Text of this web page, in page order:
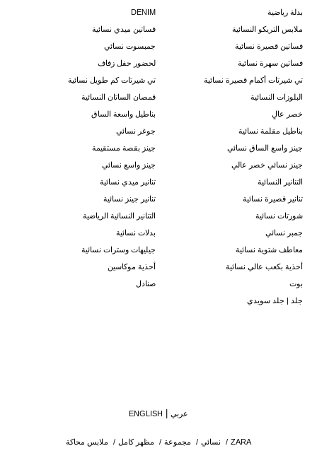
بدلة رياضية
DENIM
ملابس التريكو النسائية
فساتين ميدي نسائية
فساتين قصيرة نسائية
جمبسوت نسائي
فساتين سهرة نسائية
لحضور حفل زفاف
تي شيرتات أكمام قصيرة نسائية
تي شيرتات كم طويل نسائية
البلوزات النسائية
قمصان الساتان النسائية
خصر عالٍ
بناطيل واسعة الساق
بناطيل مقلمة نسائية
جوغر نسائي
جينز واسع الساق نسائي
جينز بقصة مستقيمة
جينز نسائي خصر عالي
جينز واسع نسائي
التنانير النسائية
تنانير ميدي نسائية
تنانير قصيرة نسائية
تنانير جينز نسائية
شورتات نسائية
التنانير النسائية الرياضية
جمبر نسائي
بدلات نسائية
معاطف شتوية نسائية
جيليهات وسترات نسائية
أحذية بكعب عالي نسائية
أحذية موكاسين
بوت
صنادل
جلد | جلد سويدي
ZARA
/ نسائي / مجموعة / مظهر كامل / ملابس محاكة
عربي ENGLISH